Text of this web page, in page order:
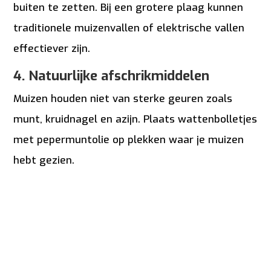
buiten te zetten. Bij een grotere plaag kunnen
traditionele muizenvallen of elektrische vallen
effectiever zijn.
4. Natuurlijke afschrikmiddelen
Muizen houden niet van sterke geuren zoals
munt, kruidnagel en azijn. Plaats wattenbolletjes
met pepermuntolie op plekken waar je muizen
hebt gezien.